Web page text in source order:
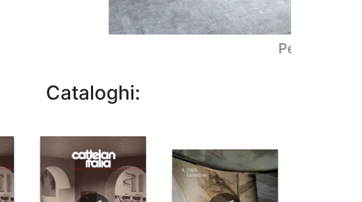
Peyote
Cataloghi: